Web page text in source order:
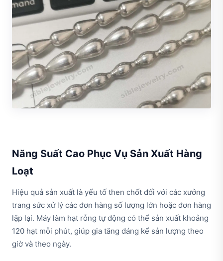
Năng Suất Cao Phục Vụ Sản Xuất Hàng
Loạt
Hiệu quả sản xuất là yếu tố then chốt đối với các xưởng
trang sức xử lý các đơn hàng số lượng lớn hoặc đơn hàng
lặp lại. Máy làm hạt rỗng tự động có thể sản xuất khoảng
120 hạt mỗi phút, giúp gia tăng đáng kể sản lượng theo
giờ và theo ngày.